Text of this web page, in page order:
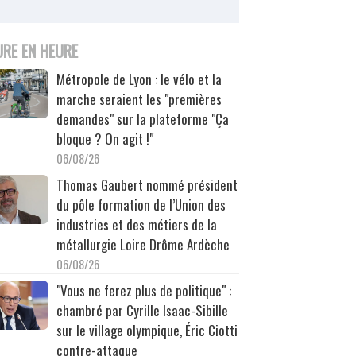
EN HEURE
Métropole de Lyon : le vélo et la
marche seraient les "premières
demandes" sur la plateforme "Ça
bloque ? On agit !"
06/08/26
Thomas Gaubert nommé président
du pôle formation de l’Union des
industries et des métiers de la
métallurgie Loire Drôme Ardèche
06/08/26
"Vous ne ferez plus de politique" :
chambré par Cyrille Isaac-Sibille
sur le village olympique, Éric Ciotti
contre-attaque